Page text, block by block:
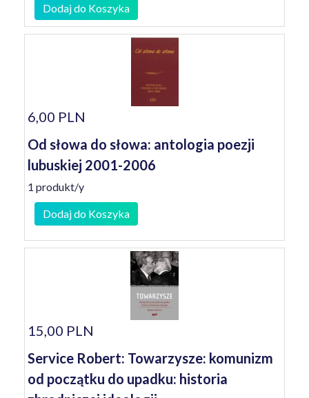
Dodaj do Koszyka
6,00 PLN
Od słowa do słowa: antologia poezji
lubuskiej 2001-2006
1 produkt/y
Dodaj do Koszyka
15,00 PLN
Service Robert: Towarzysze: komunizm
od początku do upadku: historia